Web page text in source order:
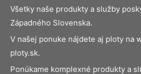
Všetky naše produkty a služby
Západného Slovenska.
V našej ponuke nájdete aj ploty na
ploty.sk.
Ponúkame komplexné produkty a